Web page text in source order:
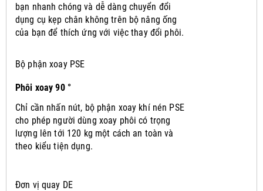
bạn nhanh chóng và dễ dàng chuyển đổi
dụng cụ kẹp chân không trên bộ nâng ống
của bạn để thích ứng với việc thay đổi phôi.
Bộ phận xoay PSE
Phôi xoay 90 °
Chỉ cần nhấn nút, bộ phận xoay khí nén PSE
cho phép người dùng xoay phôi có trọng
lượng lên tới 120 kg một cách an toàn và
theo kiểu tiện dụng.
Đơn vị quay DE